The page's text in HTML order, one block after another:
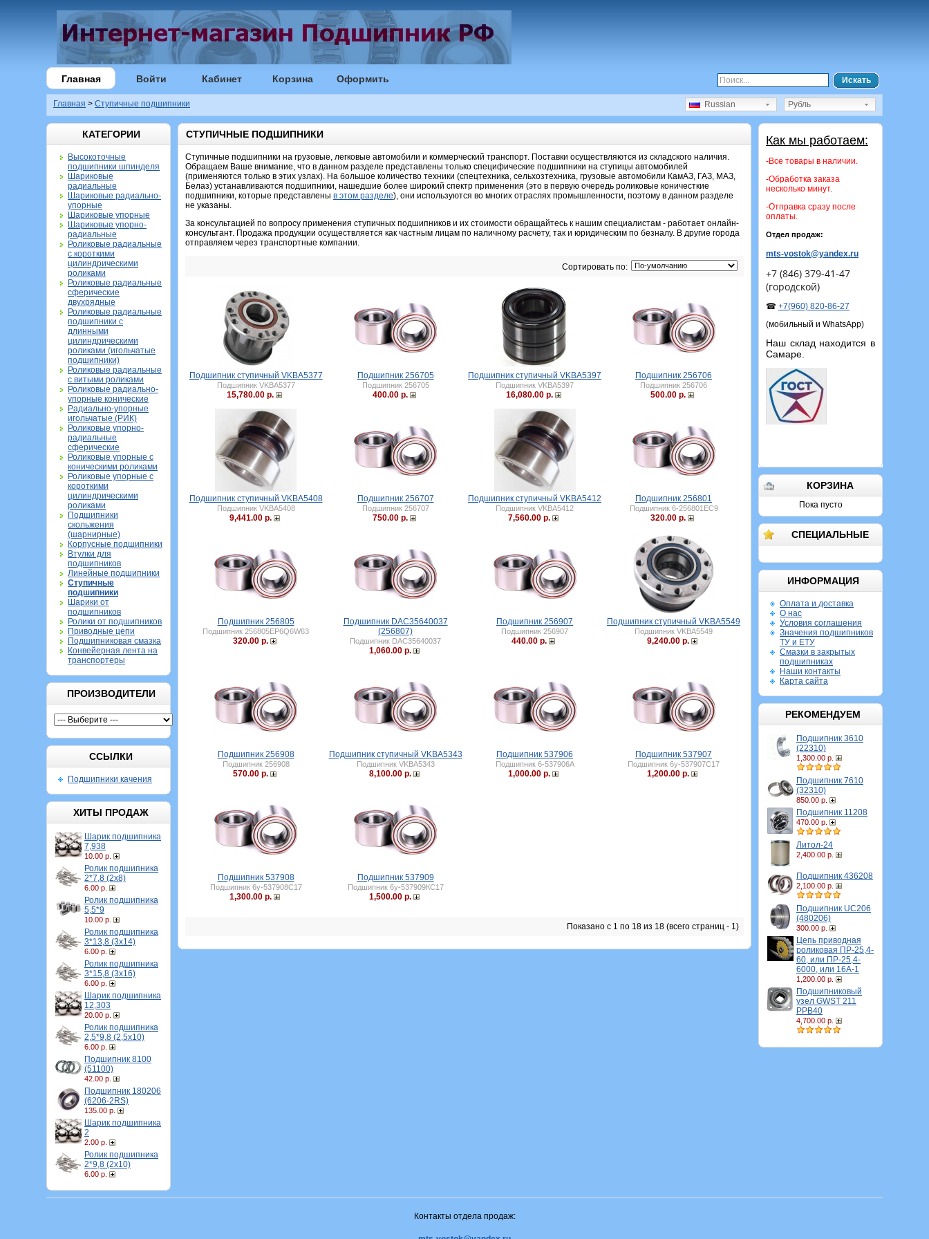
Главная Войти Кабинет Корзина Оформить Искать
Главная > Ступичные подшипники Рубль
Russian
КАТЕГОРИИ
Высокоточные
подшипники шпинделя
Шариковые
радиальные
Шариковые радиально-
упорные
Шариковые упорные
Шариковые упорно-
радиальные
Роликовые радиальные
с короткими
цилиндрическими
роликами
Роликовые радиальные
сферические
двухрядные
Роликовые радиальные
подшипники с
длинными
цилиндрическими
роликами (игольчатые
подшипники)
Роликовые радиальные
с витыми роликами
Роликовые радиально-
упорные конические
Радиально-упорные
игольчатые (РИК)
Роликовые упорно-
радиальные
сферические
Роликовые упорные с
коническими роликами
Роликовые упорные с
короткими
цилиндрическими
роликами
Подшипники
скольжения
(шарнирные)
Корпусные подшипники
Втулки для
подшипников
Линейные подшипники
Ступичные
подшипники
Шарики от
подшипников
Ролики от подшипников
Приводные цепи
Подшипниковая смазка
Конвейерная лента на
транспортеры
ПРОИЗВОДИТЕЛИ
ССЫЛКИ
Подшипники качения
ХИТЫ ПРОДАЖ
Шарик подшипника
7,938
10.00 р.
Ролик подшипника
2*7,8 (2х8)
6.00 р.
Ролик подшипника
5,5*9
10.00 р.
Ролик подшипника
3*13,8 (3х14)
6.00 р.
Ролик подшипника
3*15,8 (3х16)
6.00 р.
Шарик подшипника
12,303
20.00 р.
Ролик подшипника
2,5*9,8 (2,5х10)
6.00 р.
Подшипник 8100
(51100)
42.00 р.
Подшипник 180206
(6206-2RS)
135.00 р.
Шарик подшипника
2
2.00 р.
Ролик подшипника
2*9,8 (2х10)
6.00 р.
Как мы работаем:
-Все товары в наличии.
-Обработка заказа
несколько минут.
-Отправка сразу после
оплаты.
Отдел продаж:
mts-vostok@yandex.ru
+7 (846) 379-41-47
(городской)
☎ +7(960) 820-86-27
(мобильный и WhatsApp)
Наш склад находится в
Самаре.
КОРЗИНА
Пока пусто
СПЕЦИАЛЬНЫЕ
ИНФОРМАЦИЯ
Оплата и доставка
О нас
Условия соглашения
Значения подшипников
ТУ и ЕТУ
Смазки в закрытых
подшипниках
Наши контакты
Карта сайта
РЕКОМЕНДУЕМ
Подшипник 3610
(22310)
1,300.00 р.
Подшипник 7610
(32310)
850.00 р.
Подшипник 11208
470.00 р.
Литол-24
2,400.00 р.
Подшипник 436208
2,100.00 р.
Подшипник UC206
(480206)
300.00 р.
Цепь приводная
роликовая ПР-25,4-
60, или ПР-25,4-
6000, или 16A-1
1,200.00 р.
Подшипниковый
узел GWST 211
PPB40
4,700.00 р.
СТУПИЧНЫЕ ПОДШИПНИКИ
Ступичные подшипники на грузовые, легковые автомобили и коммерческий транспорт. Поставки осуществляются из складского наличия.
Обращаем Ваше внимание, что в данном разделе представлены только специфические подшипники на ступицы автомобилей
(применяются только в этих узлах). На большое количество техники (спецтехника, сельхозтехника, грузовые автомобили КамАЗ, ГАЗ, МАЗ,
Белаз) устанавливаются подшипники, нашедшие более широкий спектр применения (это в первую очередь роликовые коничесткие
подшипники, которые представлены в этом разделе), они используются во многих отраслях промышленности, поэтому в данном разделе
не указаны.
За консультацией по вопросу применения ступичных подшипников и их стоимости обращайтесь к нашим специалистам - работает онлайн-
консультант. Продажа продукции осуществляется как частным лицам по наличному расчету, так и юридическим по безналу. В другие города
отправляем через транспортные компании.
Сортировать по:
Подшипник ступичный VKBA5377
Подшипник VKBA5377
15,780.00 р.
Подшипник 256705
Подшипник 256705
400.00 р.
Подшипник ступичный VKBA5397
Подшипник VKBA5397
16,080.00 р.
Подшипник 256706
Подшипник 256706
500.00 р.
Подшипник ступичный VKBA5408
Подшипник VKBA5408
9,441.00 р.
Подшипник 256707
Подшипник 256707
750.00 р.
Подшипник ступичный VKBA5412
Подшипник VKBA5412
7,560.00 р.
Подшипник 256801
Подшипник 6-256801ЕС9
320.00 р.
Подшипник 256805
Подшипник 256805EP6Q6W63
320.00 р.
Подшипник DAC35640037
(256807)
Подшипник DAC35640037
1,060.00 р.
Подшипник 256907
Подшипник 256907
440.00 р.
Подшипник ступичный VKBA5549
Подшипник VKBA5549
9,240.00 р.
Подшипник 256908
Подшипник 256908
570.00 р.
Подшипник ступичный VKBA5343
Подшипник VKBA5343
8,100.00 р.
Подшипник 537906
Подшипник 6-537906А
1,000.00 р.
Подшипник 537907
Подшипник 6у-537907С17
1,200.00 р.
Подшипник 537908
Подшипник 6у-537908С17
1,300.00 р.
Подшипник 537909
Подшипник 6у-537909КС17
1,500.00 р.
Показано с 1 по 18 из 18 (всего страниц - 1)
Контакты отдела продаж: